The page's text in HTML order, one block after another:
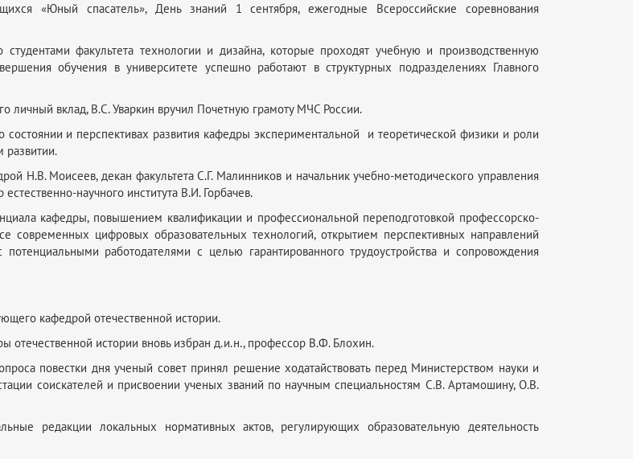
«Юный спасатель», День знаний 1 сентября, ежегодные Всероссийские соревнования
факультета технологии и дизайна, которые проходят учебную и производственную
обучения в университете успешно работают в структурных подразделениях Главного
личный вклад, В.С. Уваркин вручил Почетную грамоту МЧС России.
и перспективах развития кафедры экспериментальной и теоретической физики и роли
развитии.
Н.В. Моисеев, декан факультета С.Г. Малинников и начальник учебно-методического управления
научного института В.И. Горбачев.
кафедры, повышением квалификации и профессиональной переподготовкой профессорско-
современных цифровых образовательных технологий, открытием перспективных направлений
работодателями с целью гарантированного трудоустройства и сопровождения
кафедрой отечественной истории.
отечественной истории вновь избран д.и.н., профессор В.Ф. Блохин.
повестки дня ученый совет принял решение ходатайствовать перед Министерством науки и
соискателей и присвоении ученых званий по научным специальностям С.В. Артамошину, О.В.
редакции локальных нормативных актов, регулирующих образовательную деятельность